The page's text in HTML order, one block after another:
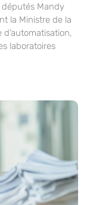
Mandy
la Ministre de la
laboratoires